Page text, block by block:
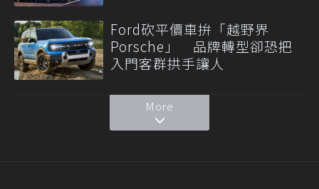
Ford砍平價車拚「越野界
Porsche」 品牌轉型卻恐把
入門客群拱手讓人
More